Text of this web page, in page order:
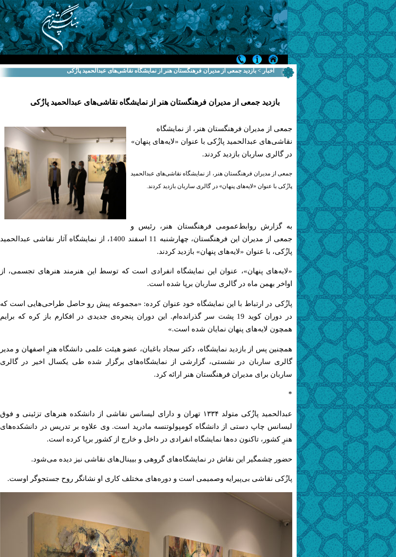
اخبار > بازدید جمعی از مدیران فرهنگستان هنر از نمایشگاه نقاشی‌های عبدالحمید پازُکی
بازدید جمعی از مدیران فرهنگستان هنر از نمایشگاه نقاشی‌های عبدالحمید پازُکی
جمعی از مدیران فرهنگستان هنر، از نمایشگاه
نقاشی‌های عبدالحمید پازُکی با عنوان «لایه‌های پنهان»
در گالری ساربان بازدید کردند.
جمعی از مدیران فرهنگستان هنر، از نمایشگاه نقاشی‌های عبدالحمید
پازُکی با عنوان «لایه‌های پنهان» در گالری ساربان بازدید کردند.
به گزارش روابط‌عمومی فرهنگستان هنر، رئیس و
جمعی از مدیران این فرهنگستان، چهارشنبه
11
اسفند 1400، از نمایشگاه آثار نقاشی عبدالحمید
پازُکی، با عنوان «لایه‌های پنهان» بازدید کردند.
«لایه‌های پنهان»، عنوان این نمایشگاه انفرادی است که توسط این هنرمند هنرهای تجسمی، از
اواخر بهمن ماه در گالری ساربان برپا شده است.
پازُکی در ارتباط با این نمایشگاه خود عنوان کرده: «مجموعه پیش‌‍ رو حاصل طراحی‌هایی است که
در دوران کوید 19 پشت سر گذرانده‌ام. این دوران پنجره‌ی جدیدی در افکارم باز کره که برایم
همچون لایه‌های پنهان نمایان شده است.»
همچنین پس از بازدید نمایشگاه، دکتر سجاد باغبان، عضو هیئت علمی دانشگاه هنرِ اصفهان و مدیر
گالری ساربان در نشستی، گزارشی از نمایشگاه‌های برگزار شده طی یکسال اخیر در گالری
ساربان برای مدیران فرهنگستان هنر ارائه کرد.
*
عبدالحمید پازُکی متولد ۱۳۳۴ تهران و دارای لیسانس نقاشی از دانشکده هنرهای تزئینی و فوق
لیسانس چاپ دستی از دانشگاه کومپولوتنسه مادرید است. وی علاوه بر تدریس در دانشکده‌های
هنرِ کشور، تاکنون ده‌ها نمایشگاه انفرادی در داخل و خارج از کشور برپا کرده است.
حضور چشمگیر این نقاش در نمایشگاه‌های گروهی و بیینال‌های نقاشی نیز دیده می‌شود.
پازُکی نقاشی بی‌پیرایه وصمیمی است و دوره‌های مختلف کاری او نشانگر روح جستجوگر اوست.